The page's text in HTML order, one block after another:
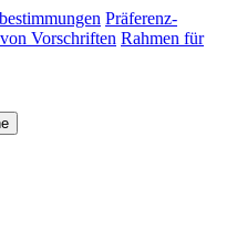
Präferenz-
Vorschriften Rahmen für